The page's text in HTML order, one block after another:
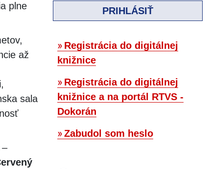
plne
až
sala
–
PRIHLÁSIŤ
Registrácia do digitálnej
knižnice
Registrácia do digitálnej
knižnice a na portál RTVS -
Dokorán
Zabudol som heslo